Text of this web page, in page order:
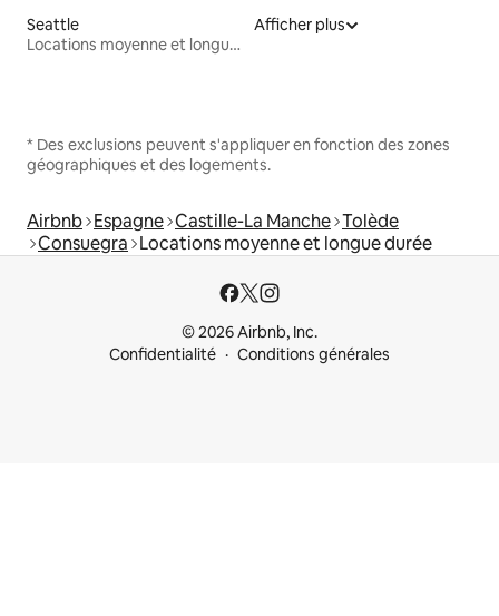
Seattle
Locations moyenne et longue durée
Afficher plus
* Des exclusions peuvent s'appliquer en fonction des zones
géographiques et des logements.
Airbnb Espagne Castille-La Manche Tolède
Consuegra Locations moyenne et longue durée
© 2026 Airbnb, Inc.
Confidentialité
Conditions générales